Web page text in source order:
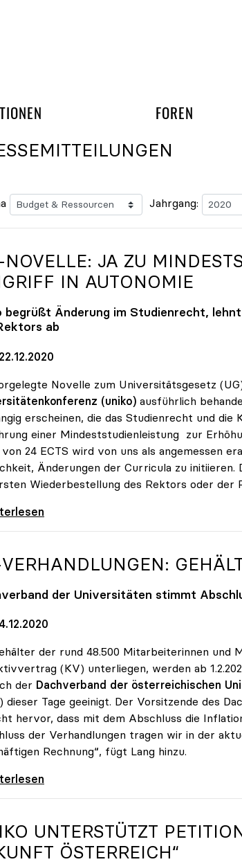
FOREN UND
Jahrgang:
NOVELLE: JA ZU
IN AUTONOMIE
begrüßt Änderung im Studienrecht,
ab
Novelle zum Universitätsgesetz
(uniko) ausführlich
erscheinen, die das Studienrecht und
einer Mindeststudienleistung zur
von 24 ECTS wird von uns als angemessen
Änderungen der Curricula zu
Wiederbestellung des Rektors oder der
Ja zu Mindeststudienleistung, nein zu
der Universitäten stimmt
der rund 48.500 Mitarbeiterinnen
(KV) unterliegen, werden ab
der Dachverband der österreichischen
dieser Tage geeinigt. Der Vorsitzende des
hervor, dass mit dem Abschluss die
der Verhandlungen tragen wir in der
Rechnung“, fügt Lang hinzu.
Gehälter steigen um 1,45
UNTERSTÜTZT
ÖSTERREICH“